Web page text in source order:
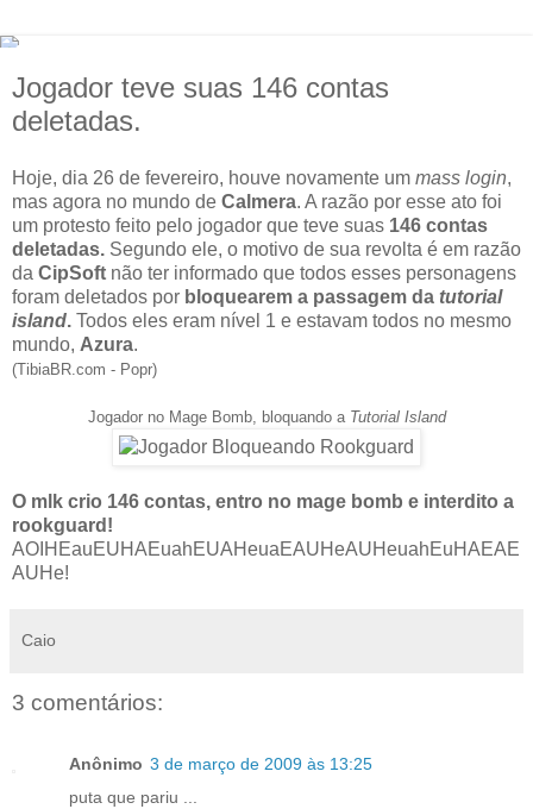
Jogador teve suas 146 contas
deletadas.
Hoje, dia 26 de fevereiro, houve novamente um mass login,
mas agora no mundo de Calmera. A razão por esse ato foi
um protesto feito pelo jogador que teve suas 146 contas
deletadas. Segundo ele, o motivo de sua revolta é em razão
da CipSoft não ter informado que todos esses personagens
foram deletados por bloquearem a passagem da tutorial
island. Todos eles eram nível 1 e estavam todos no mesmo
mundo, Azura.
(TibiaBR.com - Popr)
Jogador no Mage Bomb, bloquando a Tutorial Island
O mlk crio 146 contas, entro no mage bomb e interdito a
rookguard!
AOIHEauEUHAEuahEUAHeuaEAUHeAUHeuahEuHAEAE
AUHe!
Caio
3 comentários:
Anônimo 3 de março de 2009 às 13:25
puta que pariu ...